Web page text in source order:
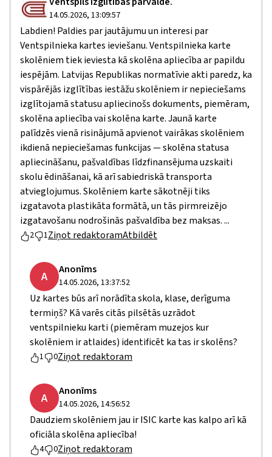
14.05.2026, 13:09:57
Labdien! Paldies par jautājumu un interesi par
Ventspilnieka kartes ieviešanu. Ventspilnieka karte
skolēniem tiek ieviesta kā skolēna apliecība ar papildu
iespējām. Latvijas Republikas normatīvie akti paredz, ka
vispārējās izglītības iestāžu skolēniem ir nepieciešams
izglītojamā statusu apliecinošs dokuments, piemēram,
skolēna apliecība vai skolēna karte. Jaunā karte
palīdzēs vienā risinājumā apvienot vairākas skolēniem
ikdienā nepieciešamas funkcijas — skolēna statusa
apliecināšanu, pašvaldības līdzfinansējuma uzskaiti
skolu ēdināšanai, kā arī sabiedriskā transporta
atvieglojumus. Skolēniem karte sākotnēji tiks
izgatavota plastikāta formātā, un tās pirmreizējo
izgatavošanu nodrošinās pašvaldība bez maksas. ...
2 1Ziņot redaktoramAtbildēt
A Anonīms
14.05.2026, 13:37:52
Uz kartes būs arī norādīta skola, klase, derīguma
termiņš? Kā varēs citās pilsētās uzrādot
ventspilnieku karti (piemēram muzejos kur
skolēniem ir atlaides) identificēt ka tas ir skolēns?
1 0Ziņot redaktoram
A Anonīms
14.05.2026, 14:56:52
Daudziem skolēniem jau ir ISIC karte kas kalpo arī kā
oficiāla skolēna apliecība!
4 0Ziņot redaktoram